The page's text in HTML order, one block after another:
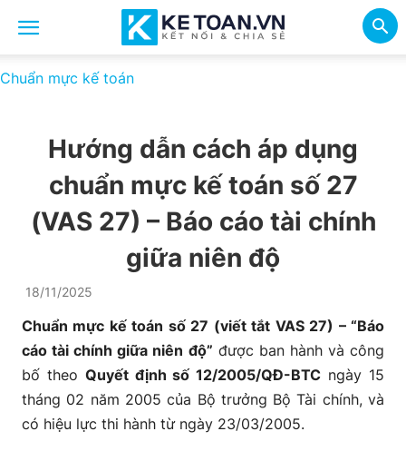
Chuẩn mực kế toán
Hướng dẫn cách áp dụng
chuẩn mực kế toán số 27
(VAS 27) – Báo cáo tài chính
giữa niên độ
18/11/2025
Chuẩn mực kế toán số 27 (viết tắt VAS 27) – “Báo
cáo tài chính giữa niên độ” được ban hành và công
bố theo Quyết định số 12/2005/QĐ-BTC ngày 15
tháng 02 năm 2005 của Bộ trưởng Bộ Tài chính, và
có hiệu lực thi hành từ ngày 23/03/2005.